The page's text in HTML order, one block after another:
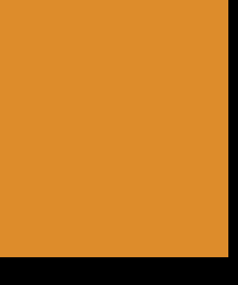
năng